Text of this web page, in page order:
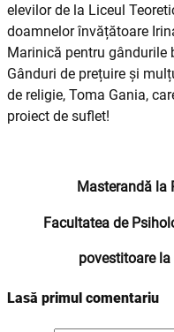
elevilor de la Liceul
doamnelor învățătoare
Marinică pentru gândurile
Gânduri de prețuire și
de religie, Toma Gania,
proiect de suflet!
Masterandă la
Facultatea de
povestitoare la
Lasă primul comentariu